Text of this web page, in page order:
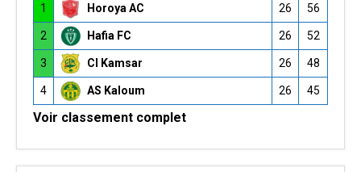
1 Horoya AC 26 56
2 Hafia FC 26 52
3 CI Kamsar 26 48
4 AS Kaloum 26 45
Voir classement complet